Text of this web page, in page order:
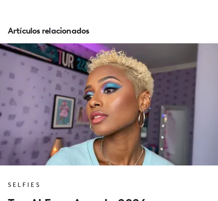
Artículos relacionados
SELFIES